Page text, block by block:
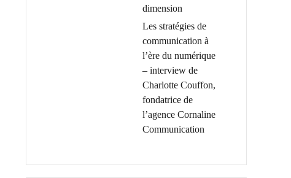
dimension
Les stratégies de
communication à
l’ère du numérique
– interview de
Charlotte Couffon,
fondatrice de
l’agence Cornaline
Communication